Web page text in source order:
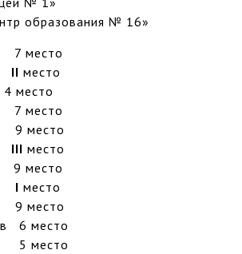
образования № 16»
7 место
II место
место
7 место
9 место
III место
9 место
I место
9 место
6 место
5 место